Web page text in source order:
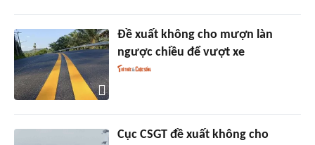
Đề xuất không cho mượn làn
ngược chiều để vượt xe
Cục CSGT đề xuất không cho